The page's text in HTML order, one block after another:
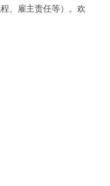
、雇主责任等）。欢